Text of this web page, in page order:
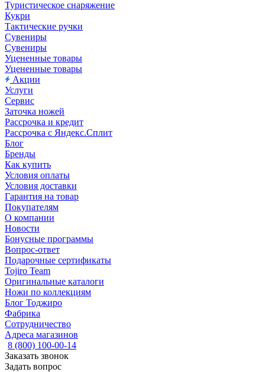
Туристическое снаряжение
Кукри
Тактические ручки
Сувениры
Сувениры
Уцененные товары
Уцененные товары
Акции
Услуги
Сервис
Заточка ножей
Рассрочка и кредит
Рассрочка с Яндекс.Сплит
Блог
Бренды
Как купить
Условия оплаты
Условия доставки
Гарантия на товар
Покупателям
О компании
Новости
Бонусные программы
Вопрос-ответ
Подарочные сертификаты
Tojiro Team
Оригинальные каталоги
Ножи по коллекциям
Блог Тоджиро
Фабрика
Сотрудничество
Адреса магазинов
8 (800) 100-00-14
Заказать звонок
Задать вопрос